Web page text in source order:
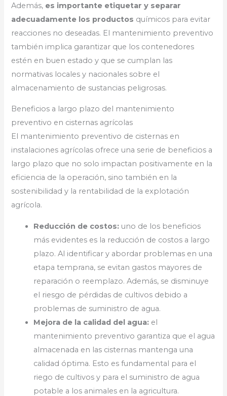
Además, es importante etiquetar y separar
adecuadamente los productos químicos para evitar
reacciones no deseadas. El mantenimiento preventivo
también implica garantizar que los contenedores
estén en buen estado y que se cumplan las
normativas locales y nacionales sobre el
almacenamiento de sustancias peligrosas.
Beneficios a largo plazo del mantenimiento
preventivo en cisternas agrícolas
El mantenimiento preventivo de cisternas en
instalaciones agrícolas ofrece una serie de beneficios a
largo plazo que no solo impactan positivamente en la
eficiencia de la operación, sino también en la
sostenibilidad y la rentabilidad de la explotación
agrícola.
Reducción de costos: uno de los beneficios
más evidentes es la reducción de costos a largo
plazo. Al identificar y abordar problemas en una
etapa temprana, se evitan gastos mayores de
reparación o reemplazo. Además, se disminuye
el riesgo de pérdidas de cultivos debido a
problemas de suministro de agua.
Mejora de la calidad del agua: el
mantenimiento preventivo garantiza que el agua
almacenada en las cisternas mantenga una
calidad óptima. Esto es fundamental para el
riego de cultivos y para el suministro de agua
potable a los animales en la agricultura.